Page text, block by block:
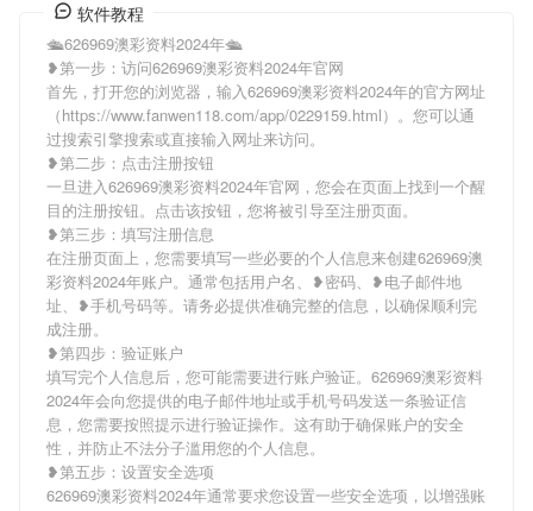
软件教程
🛳626969澳彩资料2024年🛳
❥第一步：访问626969澳彩资料2024年官网
首先，打开您的浏览器，输入626969澳彩资料2024年的官方网址
（https://www.fanwen118.com/app/0229159.html）。您可以通
过搜索引擎搜索或直接输入网址来访问。
❥第二步：点击注册按钮
一旦进入626969澳彩资料2024年官网，您会在页面上找到一个醒
目的注册按钮。点击该按钮，您将被引导至注册页面。
❥第三步：填写注册信息
在注册页面上，您需要填写一些必要的个人信息来创建626969澳
彩资料2024年账户。通常包括用户名、❥密码、❥电子邮件地
址、❥手机号码等。请务必提供准确完整的信息，以确保顺利完
成注册。
❥第四步：验证账户
填写完个人信息后，您可能需要进行账户验证。626969澳彩资料
2024年会向您提供的电子邮件地址或手机号码发送一条验证信
息，您需要按照提示进行验证操作。这有助于确保账户的安全
性，并防止不法分子滥用您的个人信息。
❥第五步：设置安全选项
626969澳彩资料2024年通常要求您设置一些安全选项，以增强账